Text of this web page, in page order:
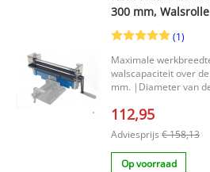
300 mm,
(1)
Maximale
walscapaciteit over
mm. |Diameter van
112,95
Adviesprijs € 158,13
Op voorraad